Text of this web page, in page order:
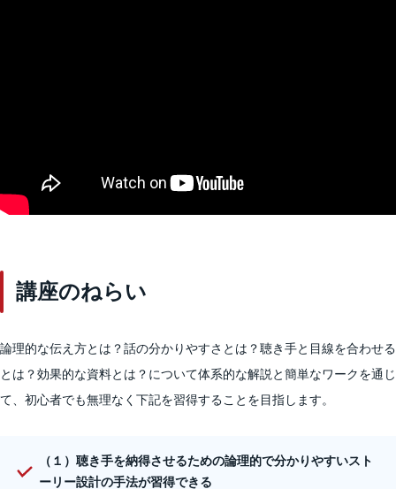
講座のねらい
論理的な伝え方とは？話の分かりやすさとは？聴き手と目線を合わせる
とは？効果的な資料とは？について体系的な解説と簡単なワークを通じ
て、初心者でも無理なく下記を習得することを目指します。
（１）聴き手を納得させるための論理的で分かりやすいスト
ーリー設計の手法が習得できる